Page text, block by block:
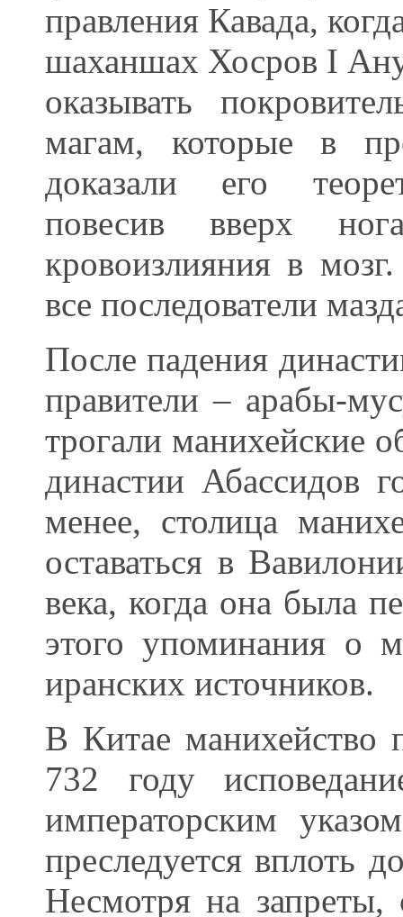
правления Кавада,
шаханшах Хосров I
оказывать
магам, которые в
доказали его
повесив вверх
кровоизлияния в
все последователи
После падения
правители – арабы-
трогали манихейские
династии Абассидов
менее, столица
оставаться в
века, когда она была
этого упоминания о
иранских источников.
В Китае манихейство
732 году
императорским указом
преследуется вплоть
Несмотря на